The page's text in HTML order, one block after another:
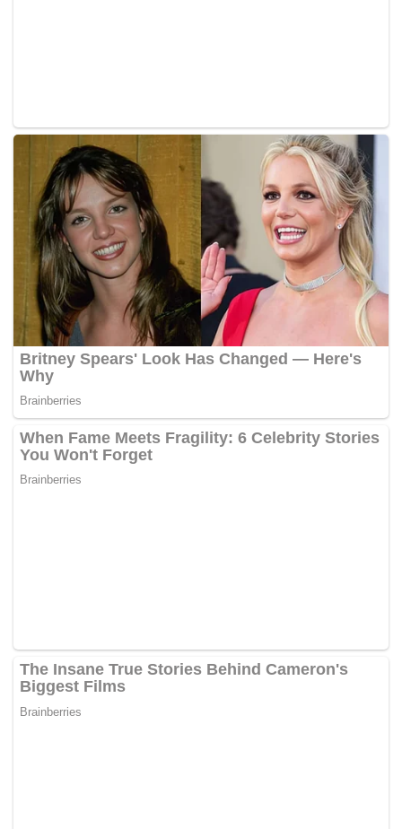
kepadanya, Janna telah meluahkan perasaan di akaun
twitterÃ‚Â denganÃ‚Â menyatakan dia tidak berminat untuk
terjebak dalam pergaduhan tersebutÃ‚Â kerana sudah
letih.
Nampak macam Janna sudah takut kantoi kerana
Ruhainies ada bukti terhadap apa yang didakwanya.
Tweet yang ditulis oleh Janna itu bagaimanapun mendapat
perhatian dari pengikutnya di twitter dan rata-rata
memberikan sokongan kepada artis kesayangan mereka
itu.
Bagaimanapun, rasanyaÃ‚Â baik Ruhainies mahupun
Janna nampak je cam ‘acah-acah’ tak nak panjangkan isu
tapi kesudahannya ada sahaja komen atau kenyataan
dikeluarkan sekaligus tak membantu meredakan isu antara